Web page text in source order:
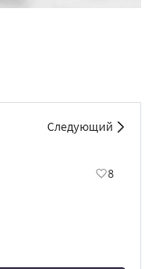
Следующий
8